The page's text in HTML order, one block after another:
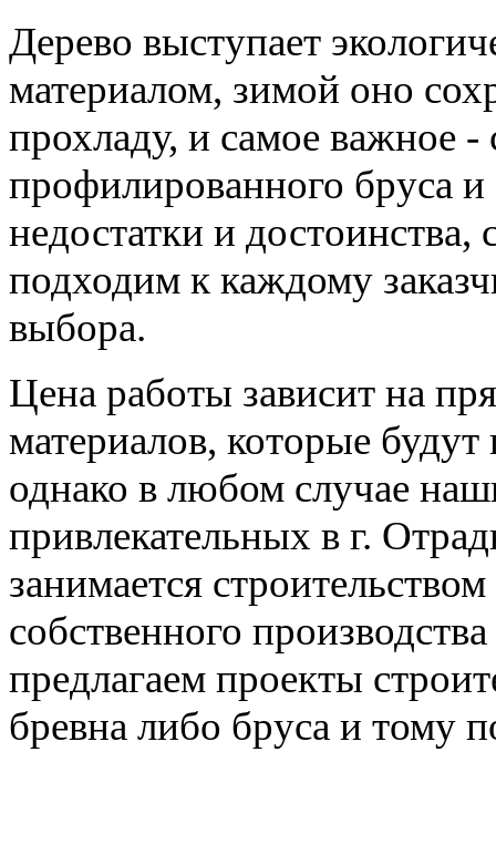
Дерево выступает
материалом, зимой оно
прохладу, и самое важное -
профилированного бруса
недостатки и
подходим к каждому
выбора.
Цена работы зависит на
материалов, которые будут
однако в любом случае
привлекательных в г.
занимается
собственного
предлагаем проекты
бревна либо бруса и тому